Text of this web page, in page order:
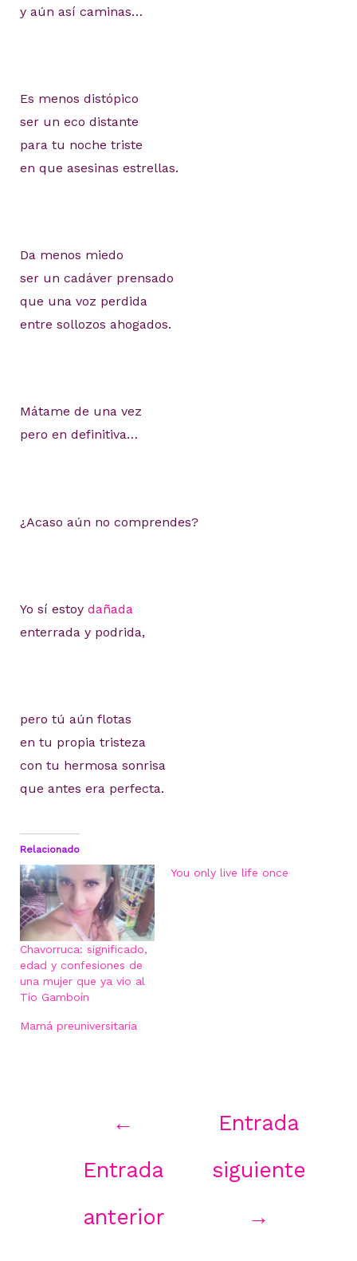
y aún así caminas…
Es menos distópico
ser un eco distante
para tu noche triste
en que asesinas estrellas.
Da menos miedo
ser un cadáver prensado
que una voz perdida
entre sollozos ahogados.
Mátame de una vez
pero en definitiva…
¿Acaso aún no comprendes?
Yo sí estoy dañada
enterrada y podrida,
pero tú aún flotas
en tu propia tristeza
con tu hermosa sonrisa
que antes era perfecta.
Relacionado
Chavorruca: significado,
edad y confesiones de
una mujer que ya vio al
Tío Gamboín
You only live life once
Mamá preuniversitaria
←
Entrada
anterior
Entrada
siguiente
→